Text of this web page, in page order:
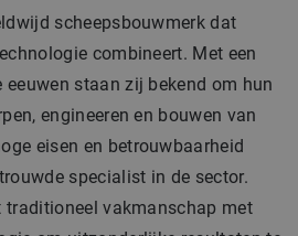
scheepsbouwmerk dat
combineert. Met een
staan zij bekend om hun
engineeren en bouwen van
eisen en betrouwbaarheid
specialist in de sector.
traditioneel vakmanschap met